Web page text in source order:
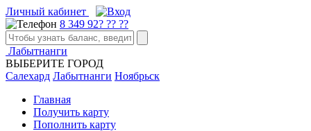
Личный кабинет
8 349 92? ?? ??
Лабытнанги
ВЫБЕРИТЕ ГОРОД
Салехард Лабытнанги Ноябрьск
Главная
Получить карту
Пополнить карту